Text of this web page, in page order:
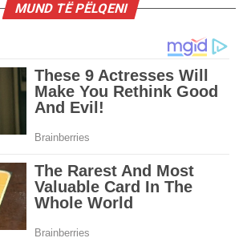
MUND TË PËLQENI